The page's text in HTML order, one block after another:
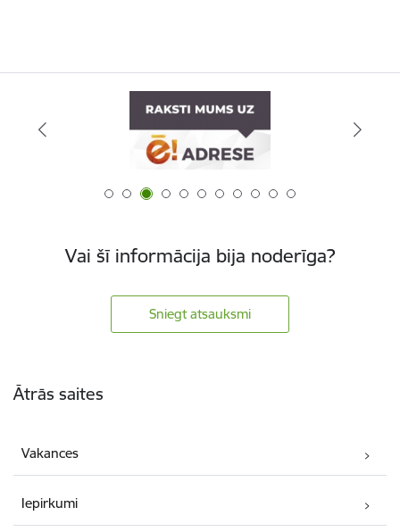
Vai šī informācija bija noderīga?
Sniegt atsauksmi
Ātrās saites
Vakances
Iepirkumi